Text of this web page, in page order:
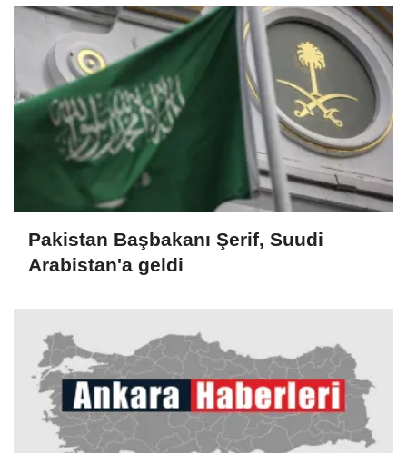
Pakistan Başbakanı Şerif, Suudi
Arabistan'a geldi